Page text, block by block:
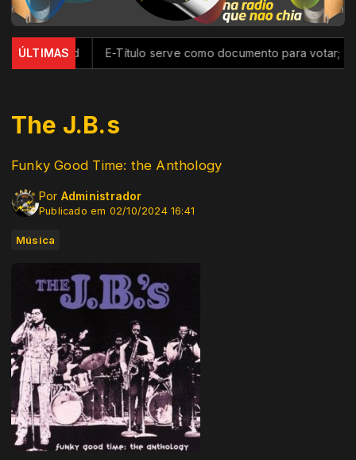
ÚLTIMAS
Discord E-Título serve como documento para votar;
The J.B.s
Funky Good Time: the Anthology
Por Administrador
Publicado em 02/10/2024 16:41
Música